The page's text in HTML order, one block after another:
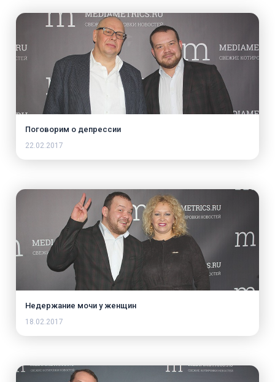
Поговорим о депрессии
22.02.2017
Недержание мочи у женщин
18.02.2017